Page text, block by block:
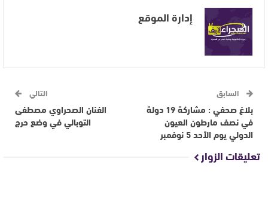
إدارة الموقع
السابق
بلاغ صحفي : مشاركة 19 دولة
في نصف مارطون العيون
الدولي يوم الأحد 5 نوفمبر
التالي
الفنان الصحراوي مصطفى
التوبالي في وضع حرج
تعليقات الزوار